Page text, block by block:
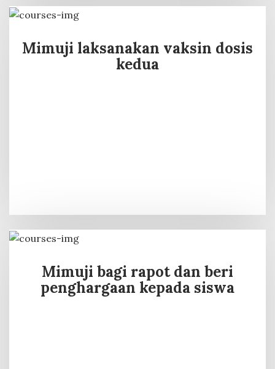
Mimuji laksanakan vaksin dosis
kedua
Mimuji bagi rapot dan beri
penghargaan kepada siswa